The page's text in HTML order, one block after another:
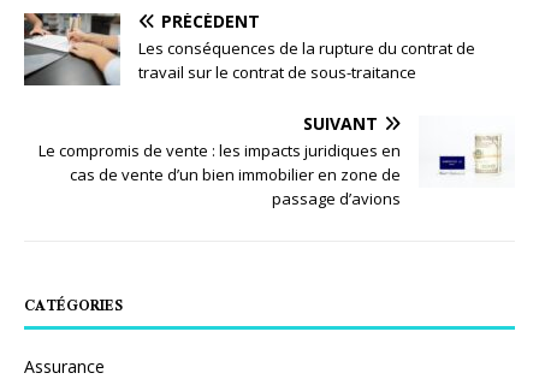
PRÉCÉDENT
Les conséquences de la rupture du contrat de
travail sur le contrat de sous-traitance
SUIVANT
Le compromis de vente : les impacts juridiques en
cas de vente d’un bien immobilier en zone de
passage d’avions
CATÉGORIES
Assurance